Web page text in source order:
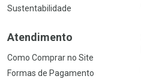
Sustentabilidade
Atendimento
Como Comprar no Site
Formas de Pagamento